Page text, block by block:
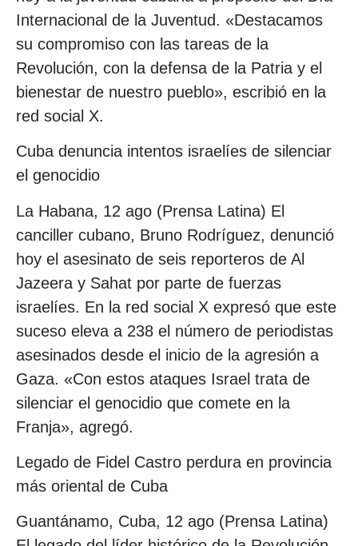
Internacional de la Juventud. «Destacamos
su compromiso con las tareas de la
Revolución, con la defensa de la Patria y el
bienestar de nuestro pueblo», escribió en la
red social X.
Cuba denuncia intentos israelíes de silenciar
el genocidio
La Habana, 12 ago (Prensa Latina) El
canciller cubano, Bruno Rodríguez, denunció
hoy el asesinato de seis reporteros de Al
Jazeera y Sahat por parte de fuerzas
israelíes. En la red social X expresó que este
suceso eleva a 238 el número de periodistas
asesinados desde el inicio de la agresión a
Gaza. «Con estos ataques Israel trata de
silenciar el genocidio que comete en la
Franja», agregó.
Legado de Fidel Castro perdura en provincia
más oriental de Cuba
Guantánamo, Cuba, 12 ago (Prensa Latina)